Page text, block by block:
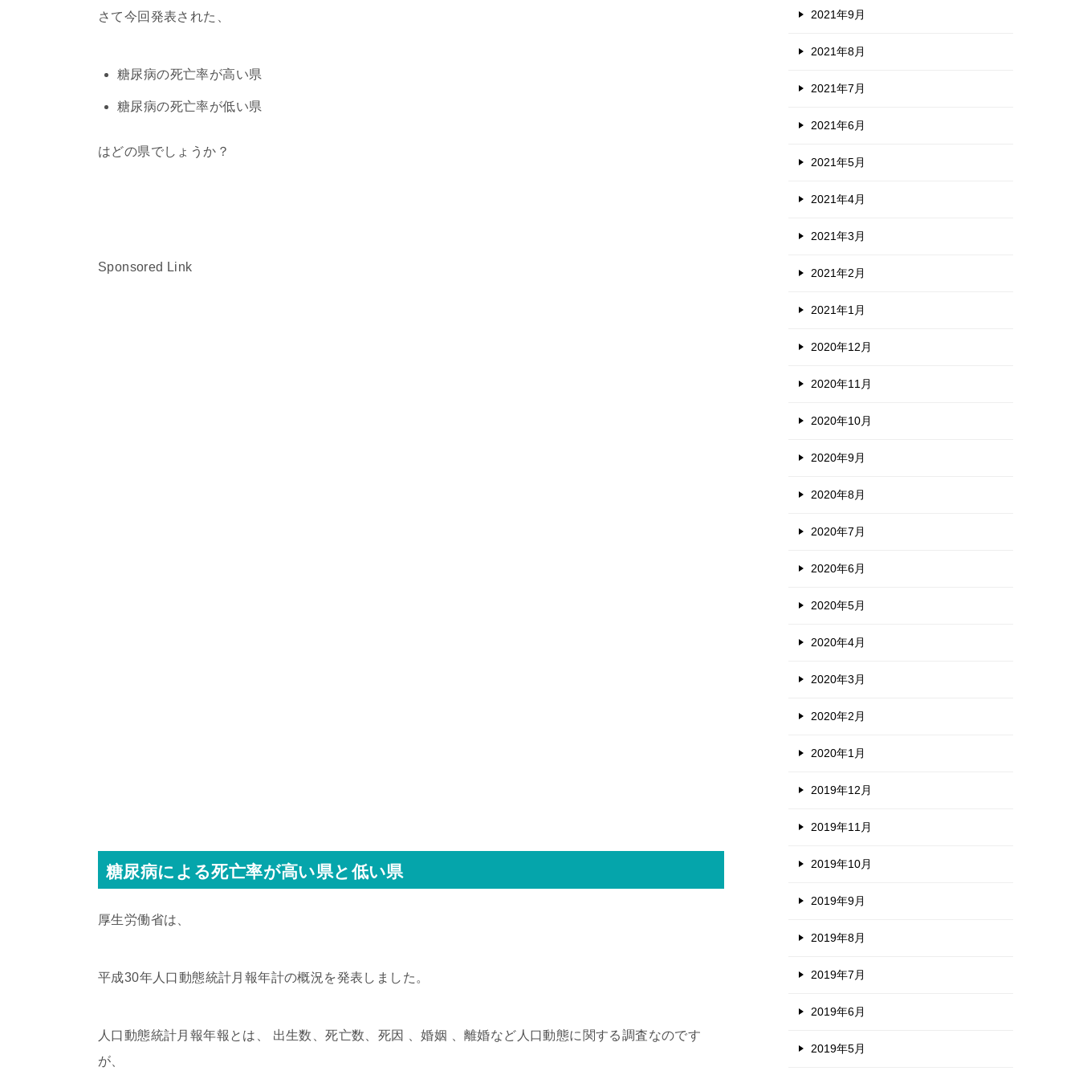
さて今回発表された、
糖尿病の死亡率が高い県
糖尿病の死亡率が低い県
はどの県でしょうか？
Sponsored Link
糖尿病による死亡率が高い県と低い県
厚生労働省は、
平成30年人口動態統計月報年計の概況を発表しました。
人口動態統計月報年報とは、 出生数、死亡数、死因 、婚姻 、離婚など人口動態に関する調査なのです
が、
2021年9月
2021年8月
2021年7月
2021年6月
2021年5月
2021年4月
2021年3月
2021年2月
2021年1月
2020年12月
2020年11月
2020年10月
2020年9月
2020年8月
2020年7月
2020年6月
2020年5月
2020年4月
2020年3月
2020年2月
2020年1月
2019年12月
2019年11月
2019年10月
2019年9月
2019年8月
2019年7月
2019年6月
2019年5月